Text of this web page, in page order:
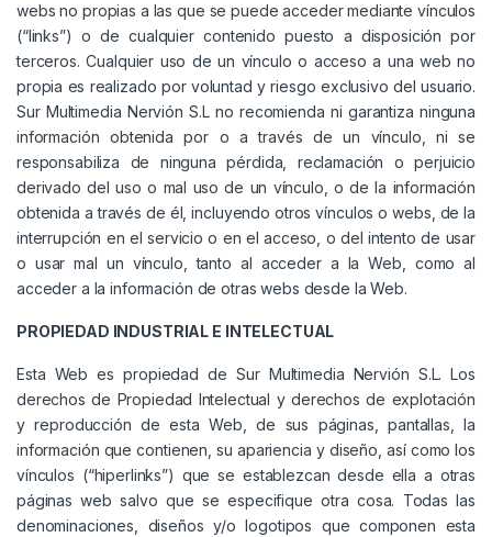
webs no propias a las que se puede acceder mediante vínculos
(“links”) o de cualquier contenido puesto a disposición por
terceros. Cualquier uso de un vínculo o acceso a una web no
propia es realizado por voluntad y riesgo exclusivo del usuario.
Sur Multimedia Nervión S.L no recomienda ni garantiza ninguna
información obtenida por o a través de un vínculo, ni se
responsabiliza de ninguna pérdida, reclamación o perjuicio
derivado del uso o mal uso de un vínculo, o de la información
obtenida a través de él, incluyendo otros vínculos o webs, de la
interrupción en el servicio o en el acceso, o del intento de usar
o usar mal un vínculo, tanto al acceder a la Web, como al
acceder a la información de otras webs desde la Web.
PROPIEDAD INDUSTRIAL E INTELECTUAL
Esta Web es propiedad de Sur Multimedia Nervión S.L. Los
derechos de Propiedad Intelectual y derechos de explotación
y reproducción de esta Web, de sus páginas, pantallas, la
información que contienen, su apariencia y diseño, así como los
vínculos (“hiperlinks”) que se establezcan desde ella a otras
páginas web salvo que se especifique otra cosa. Todas las
denominaciones, diseños y/o logotipos que componen esta